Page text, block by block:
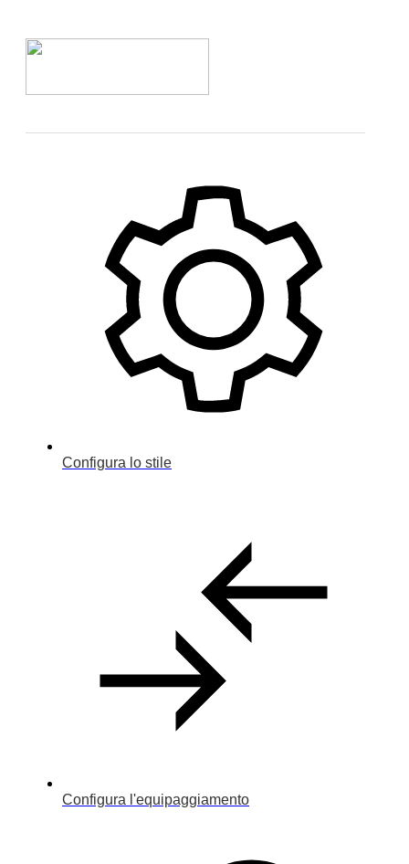
Configura lo stile
Configura l'equipaggiamento